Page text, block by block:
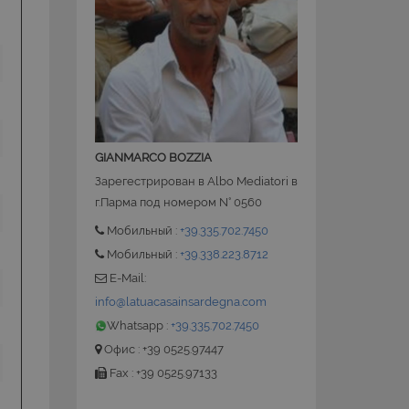
GIANMARCO BOZZIA
Зарегестрирован в Albo Mediatori в
г.Парма под номером N° 0560
Мобильный : +39.335.702.7450
Мобильный : +39.338.223.8712
E-Mail:
info@latuacasainsardegna.com
Whatsapp :+39.335.702.7450
Офис : +39 0525.97447
Fax : +39 0525.97133